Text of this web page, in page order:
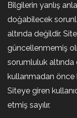
Bilgilerin yanlış
doğabilecek
altında değildir.
güncellenmemiş
sorumluluk
kullanmadan önce
Siteye giren
etmiş sayılır.